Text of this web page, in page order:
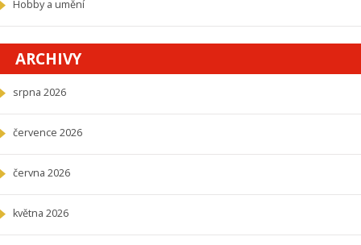
Hobby a umění
ARCHIVY
srpna 2026
července 2026
června 2026
května 2026